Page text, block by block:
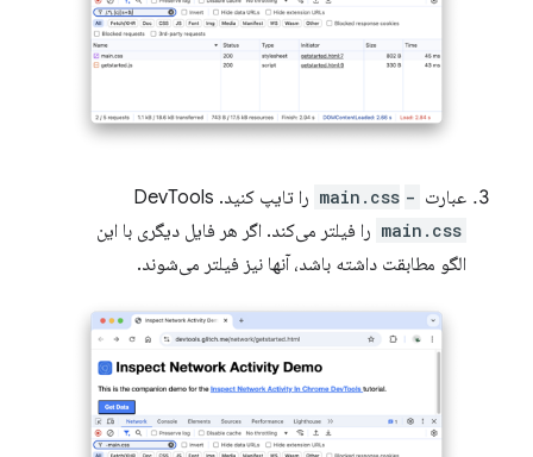
عبارت -main.css
main.css را فیلتر می‌کند. اگر هر فایل دیگری با این
الگو مطابقت داشته باشد، آنها نیز فیلتر می‌شوند.